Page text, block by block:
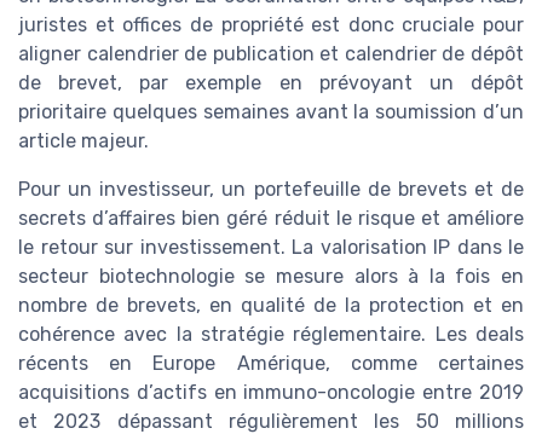
juristes et offices de propriété est donc cruciale pour
aligner calendrier de publication et calendrier de dépôt
de brevet, par exemple en prévoyant un dépôt
prioritaire quelques semaines avant la soumission d’un
article majeur.
Pour un investisseur, un portefeuille de brevets et de
secrets d’affaires bien géré réduit le risque et améliore
le retour sur investissement. La valorisation IP dans le
secteur biotechnologie se mesure alors à la fois en
nombre de brevets, en qualité de la protection et en
cohérence avec la stratégie réglementaire. Les deals
récents en Europe Amérique, comme certaines
acquisitions d’actifs en immuno-oncologie entre 2019
et 2023 dépassant régulièrement les 50 millions